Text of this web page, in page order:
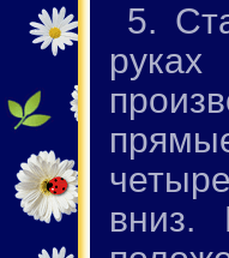
5.
вниз.